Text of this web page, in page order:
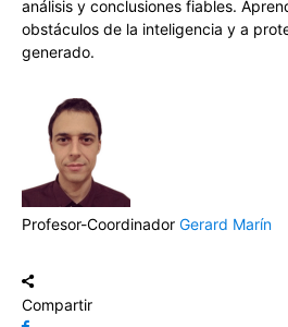
análisis y conclusiones fiables.
obstáculos de la inteligencia y a
generado.
Profesor-Coordinador Gerard Marín
Compartir